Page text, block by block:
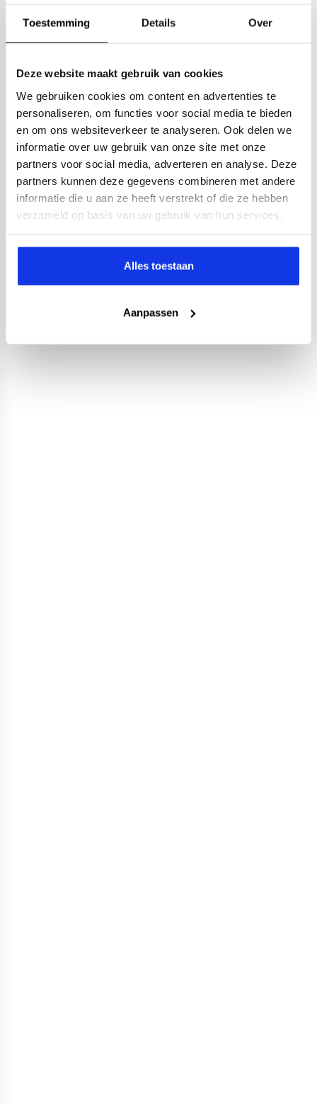
Toestemming Details Over
Deze website maakt gebruik van cookies
We gebruiken cookies om content en advertenties te
personaliseren, om functies voor social media te bieden
en om ons websiteverkeer te analyseren. Ook delen we
informatie over uw gebruik van onze site met onze
partners voor social media, adverteren en analyse. Deze
partners kunnen deze gegevens combineren met andere
informatie die u aan ze heeft verstrekt of die ze hebben
verzameld op basis van uw gebruik van hun services.
Alles toestaan
Aanpassen